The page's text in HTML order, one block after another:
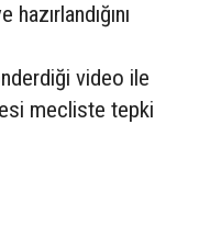
video ile
mecliste tepki